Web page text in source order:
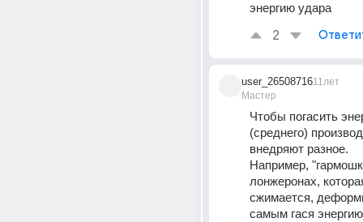
энергию удара
2
user_26508716
Мастер
11лет
Чтобы погасить
(среднего)
внедряют разное.
Например,
лонжеронах,
сжимается,
самым гася